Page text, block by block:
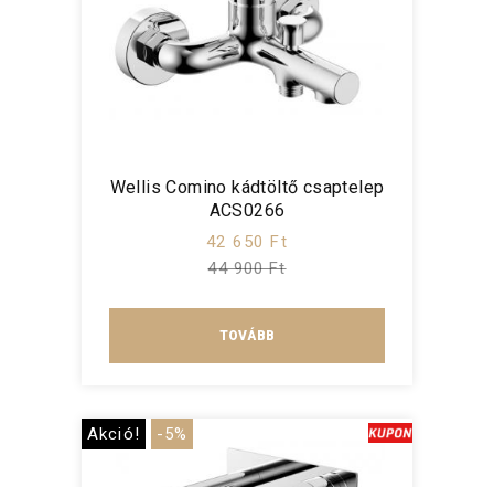
Wellis Comino kádtöltő csaptelep
ACS0266
42 650 Ft
44 900 Ft
TOVÁBB
Akció! -5%